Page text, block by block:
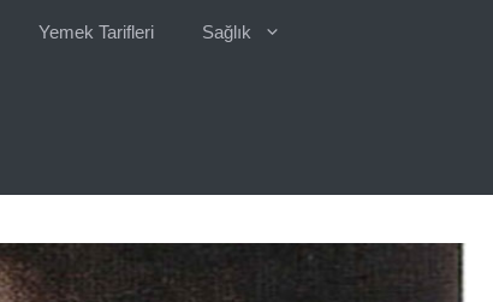
Yemek Tarifleri Sağlık